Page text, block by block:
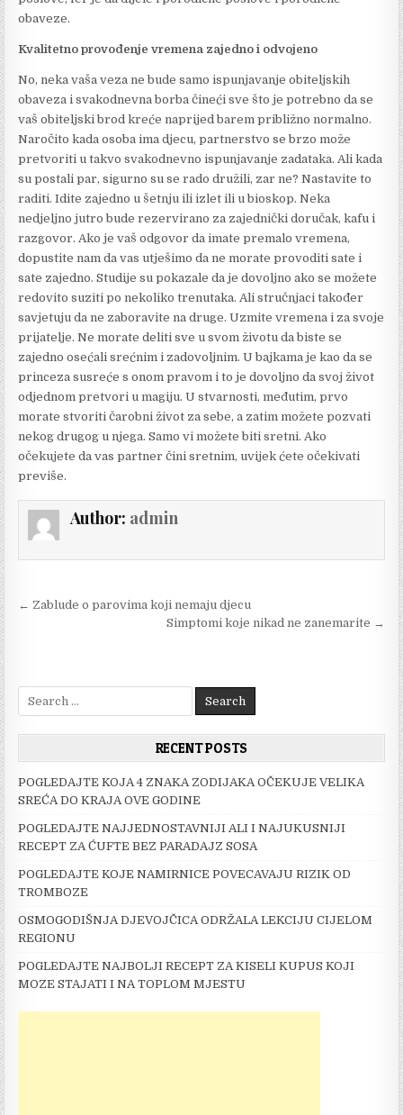
obaveze.
Kvalitetno provođenje vremena zajedno i odvojeno
No, neka vaša veza ne bude samo ispunjavanje obiteljskih
obaveza i svakodnevna borba čineći sve što je potrebno da se
vaš obiteljski brod kreće naprijed barem približno normalno.
Naročito kada osoba ima djecu, partnerstvo se brzo može
pretvoriti u takvo svakodnevno ispunjavanje zadataka. Ali kada
su postali par, sigurno su se rado družili, zar ne? Nastavite to
raditi. Idite zajedno u šetnju ili izlet ili u bioskop. Neka
nedjeljno jutro bude rezervirano za zajednički doručak, kafu i
razgovor. Ako je vaš odgovor da imate premalo vremena,
dopustite nam da vas utješimo da ne morate provoditi sate i
sate zajedno. Studije su pokazale da je dovoljno ako se možete
redovito suziti po nekoliko trenutaka. Ali stručnjaci također
savjetuju da ne zaboravite na druge. Uzmite vremena i za svoje
prijatelje. Ne morate deliti sve u svom životu da biste se
zajedno osećali srećnim i zadovoljnim. U bajkama je kao da se
princeza susreće s onom pravom i to je dovoljno da svoj život
odjednom pretvori u magiju. U stvarnosti, međutim, prvo
morate stvoriti čarobni život za sebe, a zatim možete pozvati
nekog drugog u njega. Samo vi možete biti sretni. Ako
očekujete da vas partner čini sretnim, uvijek ćete očekivati ​​
previše.
Author: admin
Post
← Zablude o parovima koji nemaju djecu
Simptomi koje nikad ne zanemarite →
Search
for:
RECENT POSTS
POGLEDAJTE KOJA 4 ZNAKA ZODIJAKA OČEKUJE VELIKA
SREĆA DO KRAJA OVE GODINE
POGLEDAJTE NAJJEDNOSTAVNIJI ALI I NAJUKUSNIJI
RECEPT ZA ĆUFTE BEZ PARADAJZ SOSA
POGLEDAJTE KOJE NAMIRNICE POVECAVAJU RIZIK OD
TROMBOZE
OSMOGODIŠNJA DJEVOJČICA ODRŽALA LEKCIJU CIJELOM
REGIONU
POGLEDAJTE NAJBOLJI RECEPT ZA KISELI KUPUS KOJI
MOZE STAJATI I NA TOPLOM MJESTU